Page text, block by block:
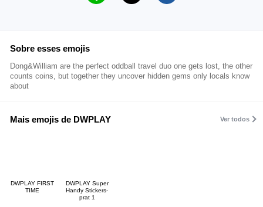
Sobre esses emojis
Dong&William are the perfect oddball travel duo one gets lost, the other
counts coins, but together they uncover hidden gems only locals know
about
Mais emojis de DWPLAY Ver todos
DWPLAY FIRST
TIME
DWPLAY Super
Handy Stickers-
prat 1